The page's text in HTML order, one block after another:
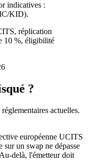
indicatives :
KID).
réplication
10 %, éligibilité
?
actuelles.
européenne UCITS
sur un swap ne dépasse
delà, l'émetteur doit